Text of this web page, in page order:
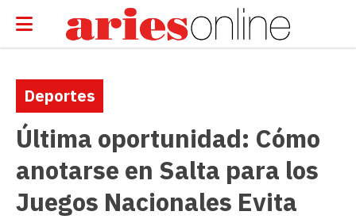
Última oportunidad: Cómo
anotarse en Salta para los
Juegos Nacionales Evita
Deportes